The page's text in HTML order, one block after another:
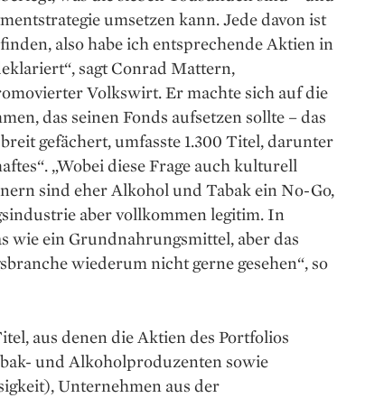
umsetzen kann. Jede davon ist
also habe ich entsprechende Aktien in
sagt Conrad Mattern,
Volkswirt. Er machte sich auf die
das seinen Fonds aufsetzen sollte – das
gefächert, umfasste 1.300 Titel, darunter
„Wobei diese Frage auch kulturell
sind eher Alkohol und Tabak ein No-Go,
aber vollkommen legitim. In
wie ein Grundnahrungsmittel, aber das
wiederum nicht gerne gesehen“, so
aus denen die Aktien des Portfolios
und Alkoholproduzenten sowie
Unternehmen aus der